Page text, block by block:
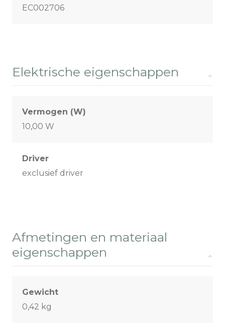
EC002706
Elektrische eigenschappen
Vermogen (W)
10,00 W
Driver
exclusief driver
Afmetingen en materiaal
eigenschappen
Gewicht
0,42 kg